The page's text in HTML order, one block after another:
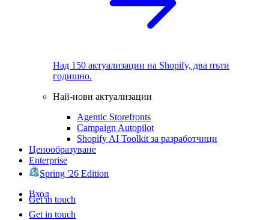
Над 150 актуализации на Shopify, два пъти
годишно.
Най-нови актуализации
Agentic Storefronts
Campaign Autopilot
Shopify AI Toolkit за разработчици
Ценообразуване
Enterprise
Spring '26 Edition
Вход
Get in touch
Get in touch